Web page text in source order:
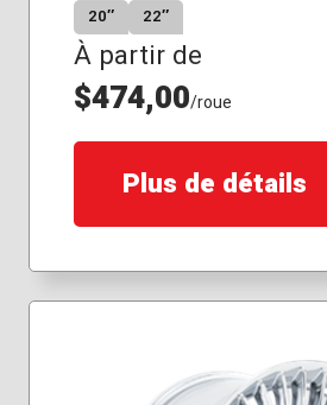
20″ 22″
À partir de
$474,00/roue
Plus de détails